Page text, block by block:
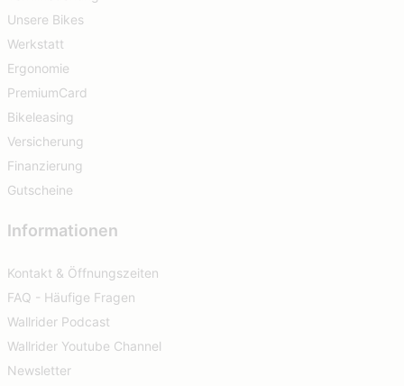
Unsere Bikes
Werkstatt
Ergonomie
PremiumCard
Bikeleasing
Versicherung
Finanzierung
Gutscheine
Informationen
Kontakt & Öffnungszeiten
FAQ - Häufige Fragen
Wallrider Podcast
Wallrider Youtube Channel
Newsletter